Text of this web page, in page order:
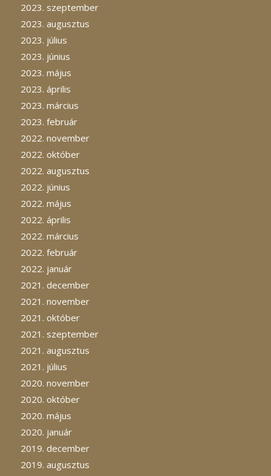
2023. szeptember
2023. augusztus
2023. július
2023. június
2023. május
2023. április
2023. március
2023. február
2022. november
2022. október
2022. augusztus
2022. június
2022. május
2022. április
2022. március
2022. február
2022. január
2021. december
2021. november
2021. október
2021. szeptember
2021. augusztus
2021. július
2020. november
2020. október
2020. május
2020. január
2019. december
2019. augusztus